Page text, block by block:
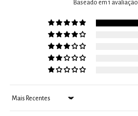
Baseado em 1 avaliação
Sort by